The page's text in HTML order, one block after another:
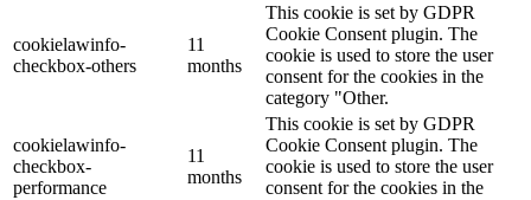
cookielawinfo-
checkbox-others
11
months
This cookie is set by GDPR
Cookie Consent plugin. The
cookie is used to store the user
consent for the cookies in the
category "Other.
cookielawinfo-
checkbox-
performance
11
months
This cookie is set by GDPR
Cookie Consent plugin. The
cookie is used to store the user
consent for the cookies in the